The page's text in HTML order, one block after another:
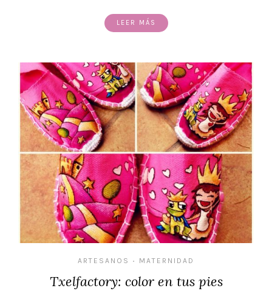
LEER MÁS
ARTESANOS • MATERNIDAD
Txelfactory: color en tus pies